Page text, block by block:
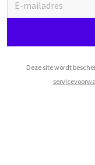
Deze site wordt